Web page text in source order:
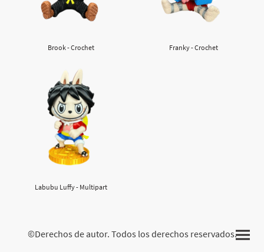
Brook - Crochet Franky - Crochet
Labubu Luffy - Multipart
©Derechos de autor. Todos los derechos reservados.